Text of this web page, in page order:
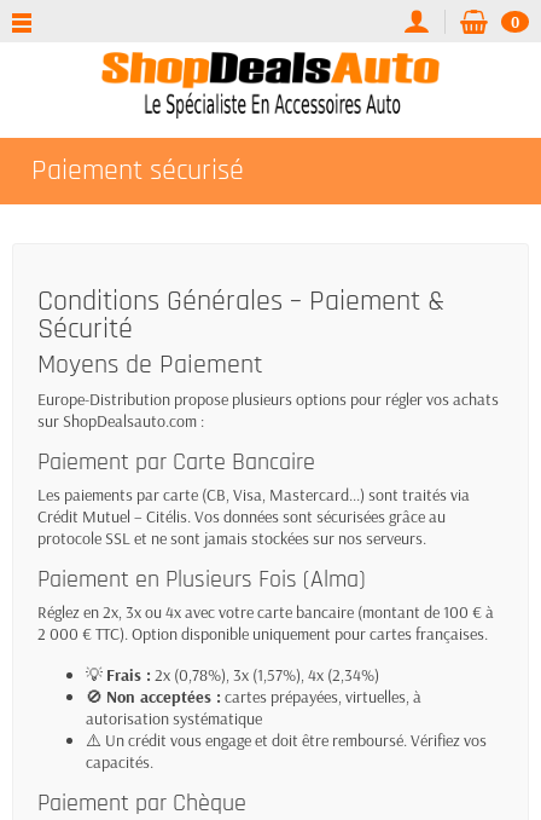
0
Paiement sécurisé
Conditions Générales – Paiement &
Sécurité
Moyens de Paiement
Europe-Distribution propose plusieurs options pour régler vos achats
surShopDealsauto.com :
Paiement par Carte Bancaire
Les paiements par carte (CB, Visa, Mastercard...) sont traités via
Crédit Mutuel – Citélis. Vos données sont sécurisées grâce au
protocoleSSLet ne sont jamais stockées sur nos serveurs.
Paiement en Plusieurs Fois (Alma)
Réglez en2x, 3x ou 4xavec votre carte bancaire (montant de 100 € à
2 000 € TTC). Option disponible uniquement pour cartes françaises.
💡 Frais : 2x (0,78%), 3x (1,57%), 4x (2,34%)
🚫 Non acceptées : cartes prépayées, virtuelles, à
autorisation systématique
⚠️ Un crédit vous engage et doit être remboursé. Vérifiez vos
capacités.
Paiement par Chèque